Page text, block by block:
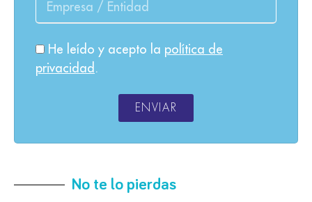
He leído y acepto la política de
privacidad .
ENVIAR
No te lo pierdas